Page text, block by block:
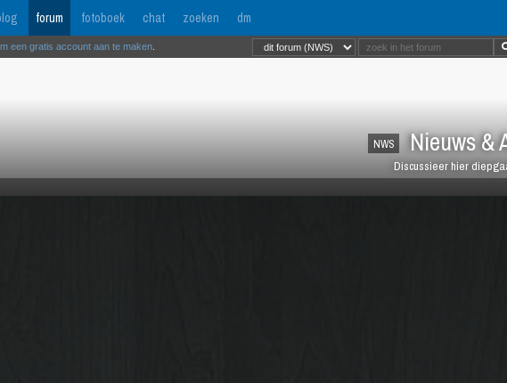
forum fotoboek chat zoeken dm
NWS Nieuws &
Discussieer hier
een gratis account aan te maken